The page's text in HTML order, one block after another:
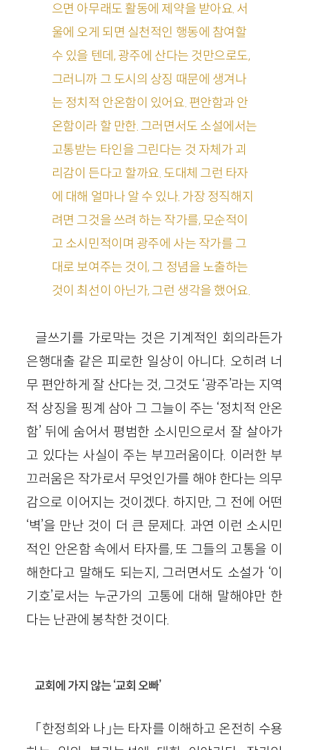
으면 아무래도 활동에 제약을 받아요. 서
울에 오게 되면 실천적인 행동에 참여할
수 있을 텐데, 광주에 산다는 것만으로도,
그러니까 그 도시의 상징 때문에 생겨나
는 정치적 안온함이 있어요. 편안함과 안
온함이라 할 만한. 그러면서도 소설에서는
고통받는 타인을 그린다는 것 자체가 괴
리감이 든다고 할까요. 도대체 그런 타자
에 대해 얼마나 알 수 있나. 가장 정직해지
려면 그것을 쓰려 하는 작가를, 모순적이
고 소시민적이며 광주에 사는 작가를 그
대로 보여주는 것이, 그 정념을 노출하는
것이 최선이 아닌가, 그런 생각을 했어요.
글쓰기를 가로막는 것은 기계적인 회의라든가
은행대출 같은 피로한 일상이 아니다. 오히려 너
무 편안하게 잘 산다는 것, 그것도 ‘광주’라는 지역
적 상징을 핑계 삼아 그 그늘이 주는 ‘정치적 안온
함’ 뒤에 숨어서 평범한 소시민으로서 잘 살아가
고 있다는 사실이 주는 부끄러움이다. 이러한 부
끄러움은 작가로서 무엇인가를 해야 한다는 의무
감으로 이어지는 것이겠다. 하지만, 그 전에 어떤
‘벽’을 만난 것이 더 큰 문제다. 과연 이런 소시민
적인 안온함 속에서 타자를, 또 그들의 고통을 이
해한다고 말해도 되는지, 그러면서도 소설가 ‘이
기호’로서는 누군가의 고통에 대해 말해야만 한
다는 난관에 봉착한 것이다.
교회에 가지 않는 ‘교회 오빠’
「한정희와 나」는 타자를 이해하고 온전히 수용